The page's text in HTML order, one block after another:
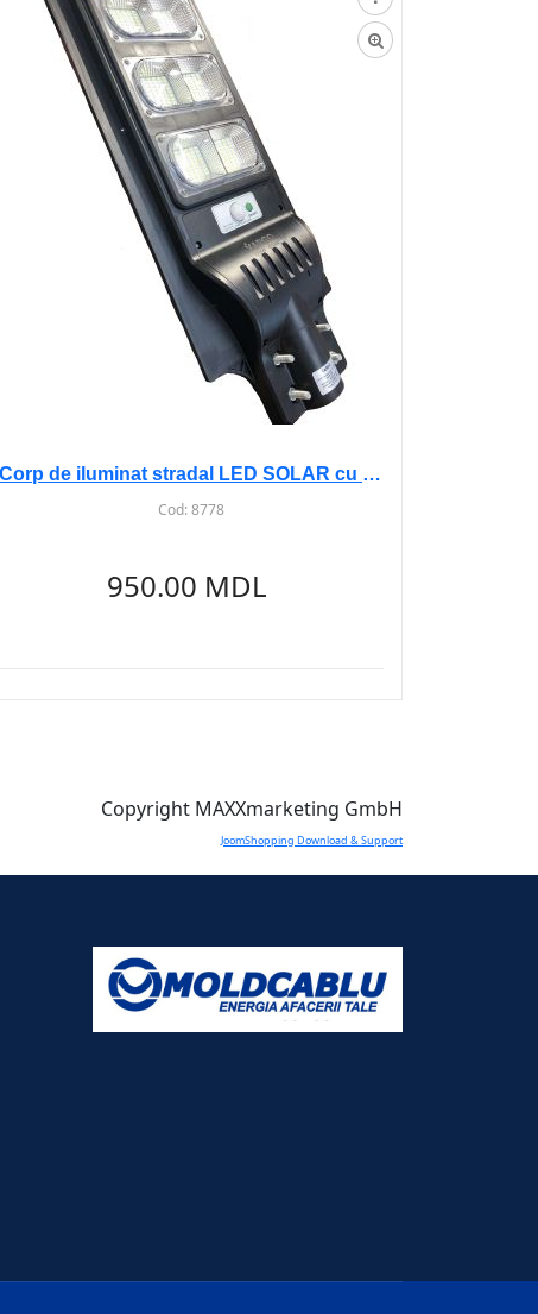
Corp de iluminat stradal LED SOLAR cu senz 120W 6500K
Cod:8778
950.00 MDL
Copyright MAXXmarketing GmbH
JoomShopping Download & Support